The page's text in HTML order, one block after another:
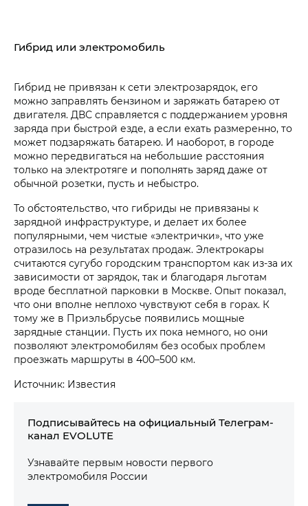
Гибрид или электромобиль
Гибрид не привязан к сети электрозарядок, его
можно заправлять бензином и заряжать батарею от
двигателя. ДВС справляется с поддержанием уровня
заряда при быстрой езде, а если ехать размеренно, то
может подзаряжать батарею. И наоборот, в городе
можно передвигаться на небольшие расстояния
только на электротяге и пополнять заряд даже от
обычной розетки, пусть и небыстро.
То обстоятельство, что гибриды не привязаны к
зарядной инфраструктуре, и делает их более
популярными, чем чистые «электрички», что уже
отразилось на результатах продаж. Электрокары
считаются сугубо городским транспортом как из-за их
зависимости от зарядок, так и благодаря льготам
вроде бесплатной парковки в Москве. Опыт показал,
что они вполне неплохо чувствуют себя в горах. К
тому же в Приэльбрусье появились мощные
зарядные станции. Пусть их пока немного, но они
позволяют электромобилям без особых проблем
проезжать маршруты в 400–500 км.
Источник: Известия
Подписывайтесь на официальный Телеграм-
канал EVOLUTE
Узнавайте первым новости первого
электромобиля России